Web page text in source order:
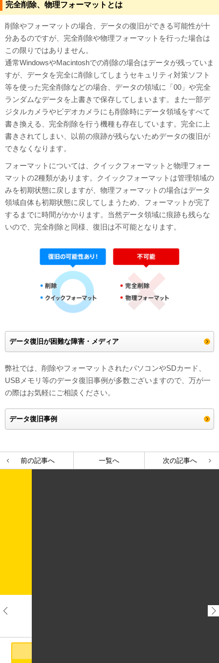
完全削除、物理フォーマットとは
削除やフォーマットの場合、データの復旧ができる可能性が十
分あるのですが、完全削除や物理フォーマットを行った場合は
この限りではありません。
通常WindowsやMacintoshでの削除の場合はデータが残っていま
すが、データを完全に削除してしまうセキュリティ対策ソフト
等を使った完全削除などの場合、データの領域に「00」や完全
ランダムなデータを上書きで保存してしまいます。また一部デ
ジタルカメラやビデオカメラにも削除時にデータ領域をすべて
書き換える、完全削除を行う機種も存在しています。完全に上
書きされてしまい、以前の痕跡が残らないためデータの復旧が
できなくなります。
フォーマットについては、クイックフォーマットと物理フォー
マットの2種類があります。クイックフォーマットは管理領域の
みを初期状態に戻しますが、物理フォーマットの場合はデータ
領域自体も初期状態に戻してしまうため、フォーマットが完了
するまでに時間がかかります。当然データ領域に痕跡も残らな
いので、完全削除と同様、復旧は不可能となります。
データ復旧が困難な障害・メディア
弊社では、削除やフォーマットされたパソコンやSDカード、
USBメモリ等のデータ復旧事例が多数ございますので、万が一
の際はお気軽にご相談ください。
データ復旧事例
前の記事へ 一覧へ 次の記事へ